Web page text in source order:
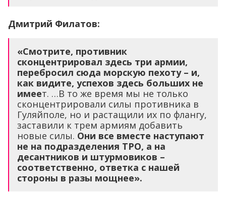
Дмитрий Филатов:
«Смотрите, противник
сконцентрировал здесь три армии,
перебросил сюда морскую пехоту – и,
как видите, успехов здесь больших не
имеет. …В то же время мы не только
сконцентрировали силы противника в
Гуляйполе, но и растащили их по флангу,
заставили к трем армиям добавить
новые силы. Они все вместе наступают
не на подразделения ТРО, а на
десантников и штурмовиков –
соответственно, ответка с нашей
стороны в разы мощнее».